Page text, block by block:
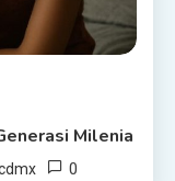
Milenia
0